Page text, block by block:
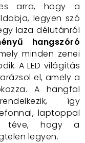
arra, hogy a
legyen szó
laza délutánról
hangszóró
minden zenei
A LED világítás
el, amely a
A hangfal
így
laptoppal
téve, hogy a
legyen.